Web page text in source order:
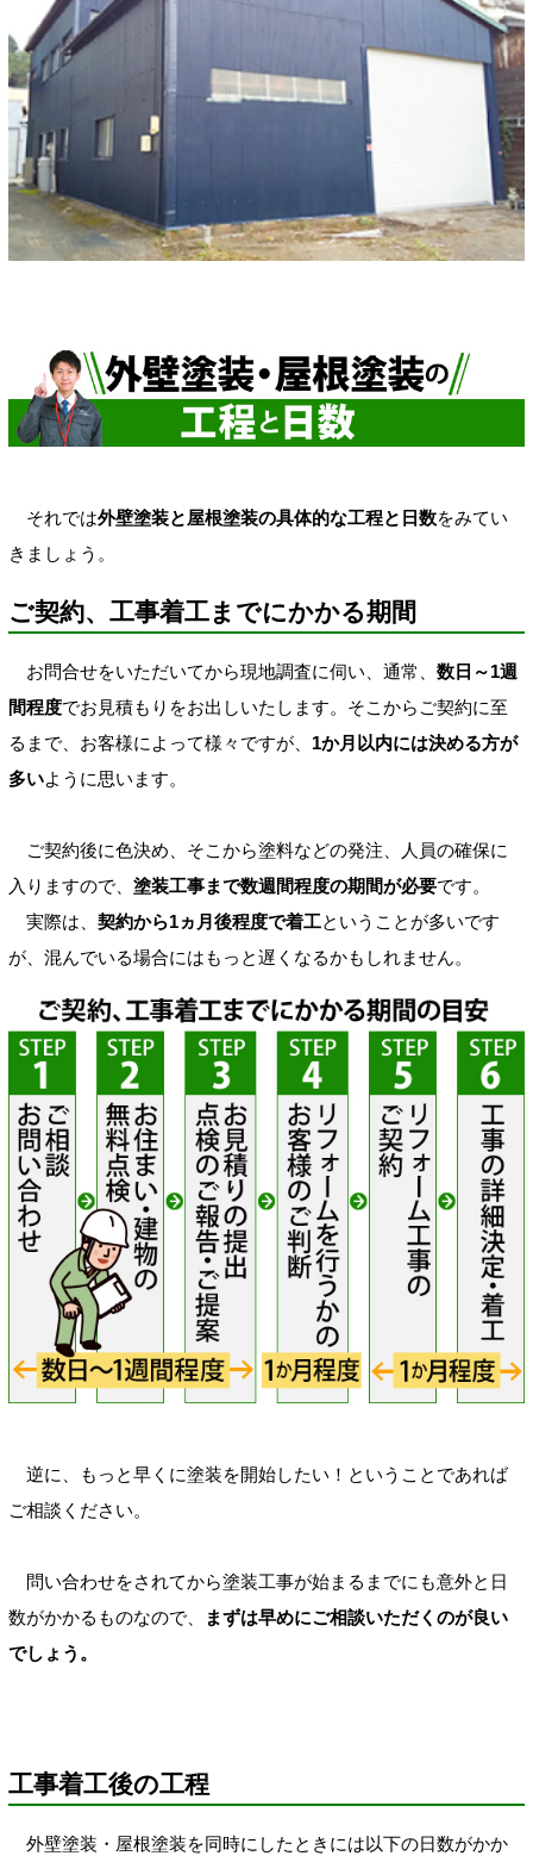
それでは外壁塗装と屋根塗装の具体的な工程と日数をみてい
きましょう。
ご契約、工事着工までにかかる期間
お問合せをいただいてから現地調査に伺い、通常、 数日～1週
間程度でお見積もりをお出しいたします。そこからご契約に至
るまで、お客様によって様々ですが、 1か月以内には決める方が
多いように思います。
ご契約後に色決め、そこから塗料などの発注、人員の確保に
入りますので、 塗装工事まで数週間程度の期間が必要です。
実際は、 契約から1ヵ月後程度で着工ということが多いです
が、混んでいる場合にはもっと遅くなるかもしれません。
逆に、もっと早くに塗装を開始したい！ということであれば
ご相談ください。
問い合わせをされてから塗装工事が始まるまでにも意外と日
数がかかるものなので、
まずは早めにご相談いただくのが良い
でしょう。
工事着工後の工程
外壁塗装・屋根塗装を同時にしたときには以下の日数がかか